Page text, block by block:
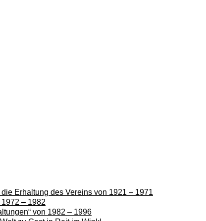
Erhaltung des Vereins von 1921 – 1971
– 1982
von 1982 – 1996